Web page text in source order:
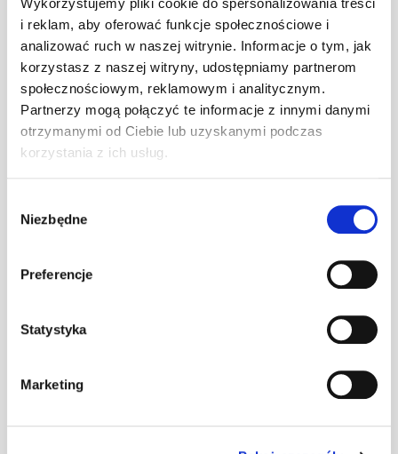
Wykorzystujemy pliki cookie do spersonalizowania treści
i reklam, aby oferować funkcje społecznościowe i
analizować ruch w naszej witrynie. Informacje o tym, jak
korzystasz z naszej witryny, udostępniamy partnerom
społecznościowym, reklamowym i analitycznym.
Partnerzy mogą połączyć te informacje z innymi danymi
otrzymanymi od Ciebie lub uzyskanymi podczas
korzystania z ich usług.
zgody
Niezbędne
Preferencje
Statystyka
Marketing
Wspornik ławy
komin. S
grafitowy
szt –
Wspornik ławy